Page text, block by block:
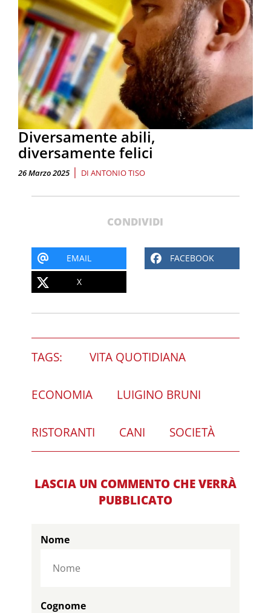
Diversamente abili,
diversamente felici
26 Marzo 2025 | DI ANTONIO TISO
CONDIVIDI
EMAIL FACEBOOK
X
TAGS: VITA QUOTIDIANA
ECONOMIA LUIGINO BRUNI
RISTORANTI CANI SOCIETÀ
LASCIA UN COMMENTO CHE VERRÀ
PUBBLICATO
Nome
Cognome